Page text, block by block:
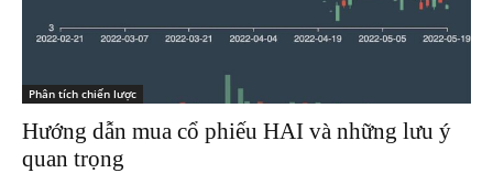
Phân tích chiến lược
Hướng dẫn mua cổ phiếu HAI và những lưu ý
quan trọng